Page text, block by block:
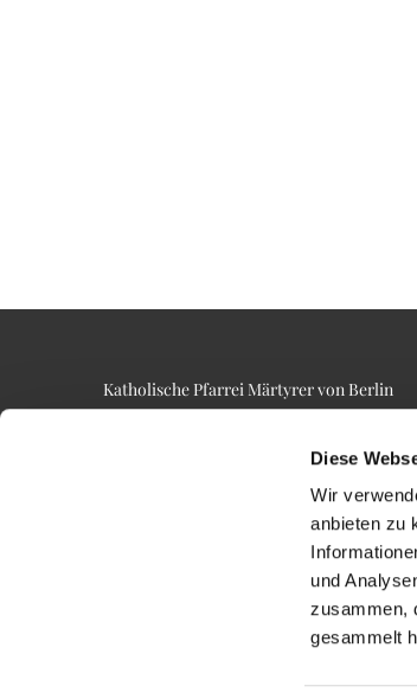
Diese
Wir
anbieten zu
und
zusammen,
gesammelt
Katholische Pfarrei Märtyrer von Berlin
Alt-Lietzow 23